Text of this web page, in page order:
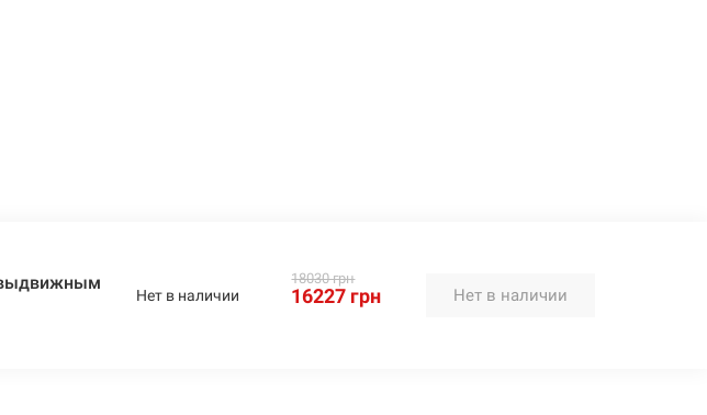
выдвижным
Нет в наличии
18030 грн
16227 грн Нет в наличии